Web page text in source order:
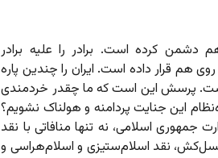
دشمن کرده است. برادر را علیه برادر
هم قرار داده است. ایران را چندین پاره
پرسش این است که ما چقدر خردمندی
این جنایت پردامنه و هولناک نشویم؟
جمهوری اسلامی، نه تنها منافاتی با نقد
نقد اسلام‌ستیزی و اسلام‌هراسی و